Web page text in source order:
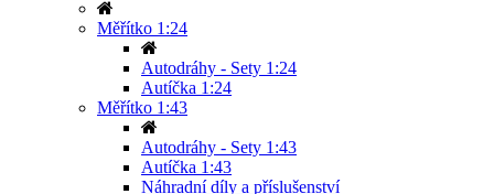
Měřítko 1:24
Autodráhy - Sety 1:24
Autíčka 1:24
Měřítko 1:43
Autodráhy - Sety 1:43
Autíčka 1:43
Náhradní díly a příslušenství